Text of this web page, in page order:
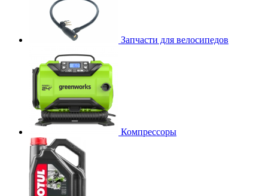
Запчасти для велосипедов
Компрессоры